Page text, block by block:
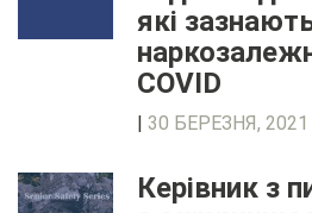
які
COVID
30 БЕРЕЗНЯ, 2021
Керівник з